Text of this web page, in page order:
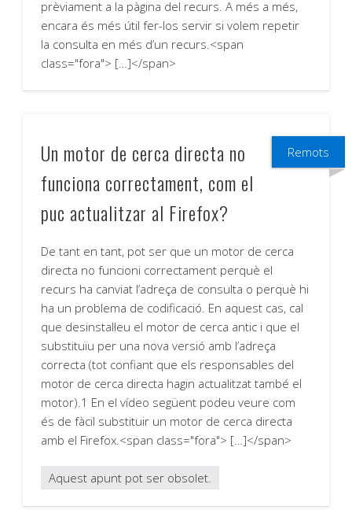
prèviament a la pàgina del recurs. A més a més,
encara és més útil fer-los servir si volem repetir
la consulta en més d’un recurs.<span
class="fora"> […]</span>
Remots
Un motor de cerca directa no
funciona correctament, com el
puc actualitzar al Firefox?
De tant en tant, pot ser que un motor de cerca
directa no funcioni correctament perquè el
recurs ha canviat l’adreça de consulta o perquè hi
ha un problema de codificació. En aquest cas, cal
que desinstal·leu el motor de cerca antic i que el
substituïu per una nova versió amb l’adreça
correcta (tot confiant que els responsables del
motor de cerca directa hagin actualitzat també el
motor).1 En el vídeo següent podeu veure com
és de fàcil substituir un motor de cerca directa
amb el Firefox.<span class="fora"> […]</span>
Aquest apunt pot ser obsolet.